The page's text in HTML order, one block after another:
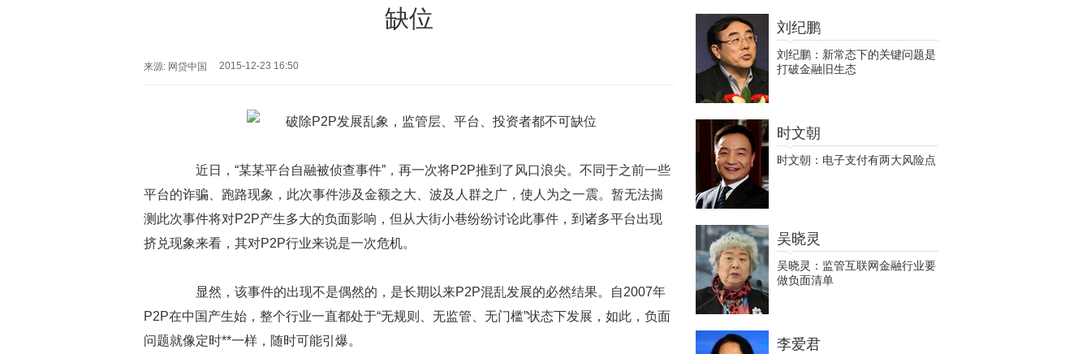
缺位
来源: 网贷中国 2015-12-23 16:50
近日，“某某平台自融被侦查事件”，再一次将P2P推到了风口浪尖。不同于之前一些
平台的诈骗、跑路现象，此次事件涉及金额之大、波及人群之广，使人为之一震。暂无法揣
测此次事件将对P2P产生多大的负面影响，但从大街小巷纷纷讨论此事件，到诸多平台出现
挤兑现象来看，其对P2P行业来说是一次危机。
显然，该事件的出现不是偶然的，是长期以来P2P混乱发展的必然结果。自2007年
P2P在中国产生始，整个行业一直都处于“无规则、无监管、无门槛”状态下发展，如此，负面
问题就像定时**一样，随时可能引爆。
刘纪鹏
刘纪鹏：新常态下的关键问题是
打破金融旧生态
时文朝
时文朝：电子支付有两大风险点
吴晓灵
吴晓灵：监管互联网金融行业要
做负面清单
李爱君